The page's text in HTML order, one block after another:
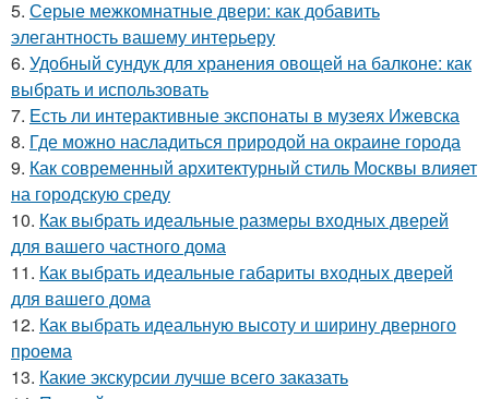
5. Серые межкомнатные двери: как добавить
элегантность вашему интерьеру
6. Удобный сундук для хранения овощей на балконе: как
выбрать и использовать
7. Есть ли интерактивные экспонаты в музеях Ижевска
8. Где можно насладиться природой на окраине города
9. Как современный архитектурный стиль Москвы влияет
на городскую среду
10. Как выбрать идеальные размеры входных дверей
для вашего частного дома
11. Как выбрать идеальные габариты входных дверей
для вашего дома
12. Как выбрать идеальную высоту и ширину дверного
проема
13. Какие экскурсии лучше всего заказать